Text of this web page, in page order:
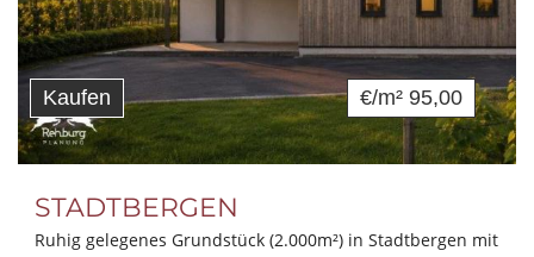
Kaufen €/m² 95,00
STADTBERGEN
Ruhig gelegenes Grundstück (2.000m²) in Stadtbergen mit